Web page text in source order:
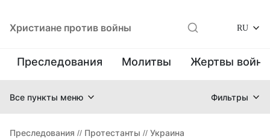
Христиане против войны RU
Преследования Молитвы Жертвы
Все пункты меню Фильтры
Преследования // Протестанты // Украина